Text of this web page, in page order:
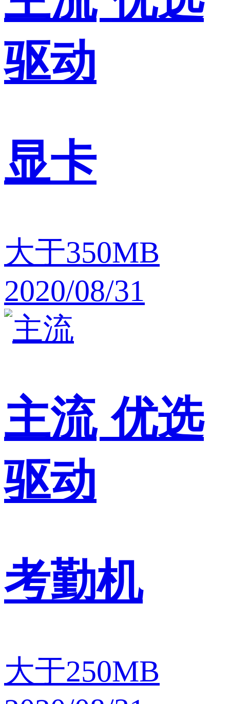
驱动
显卡
大于350MB
2020/08/31
主流 优选
驱动
考勤机
大于250MB